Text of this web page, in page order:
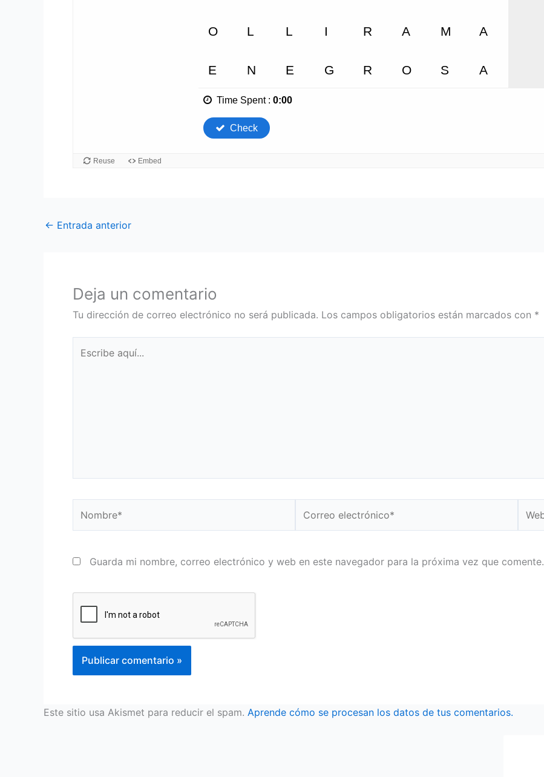
← Entrada anterior
Deja un comentario
Tu dirección de correo electrónico no será publicada. Los campos obligatorios están marcados con *
aquí...
electrónico*
Guarda mi nombre, correo electrónico y web en este navegador para la próxima vez que comente.
Este sitio usa Akismet para reducir el spam. Aprende cómo se procesan los datos de tus comentarios.